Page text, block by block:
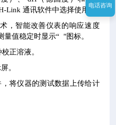
Link 通讯软件中选择使用。
，智能改善仪表的响应速度
量值稳定时显示“ "图标。
正溶液。
。
将仪器的测试数据上传给计
电话咨询